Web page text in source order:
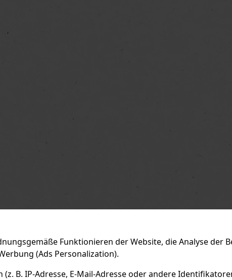
Funktionieren der Website, die Analyse der
(Ads Personalization).
B. IP-Adresse, E-Mail-Adresse oder andere